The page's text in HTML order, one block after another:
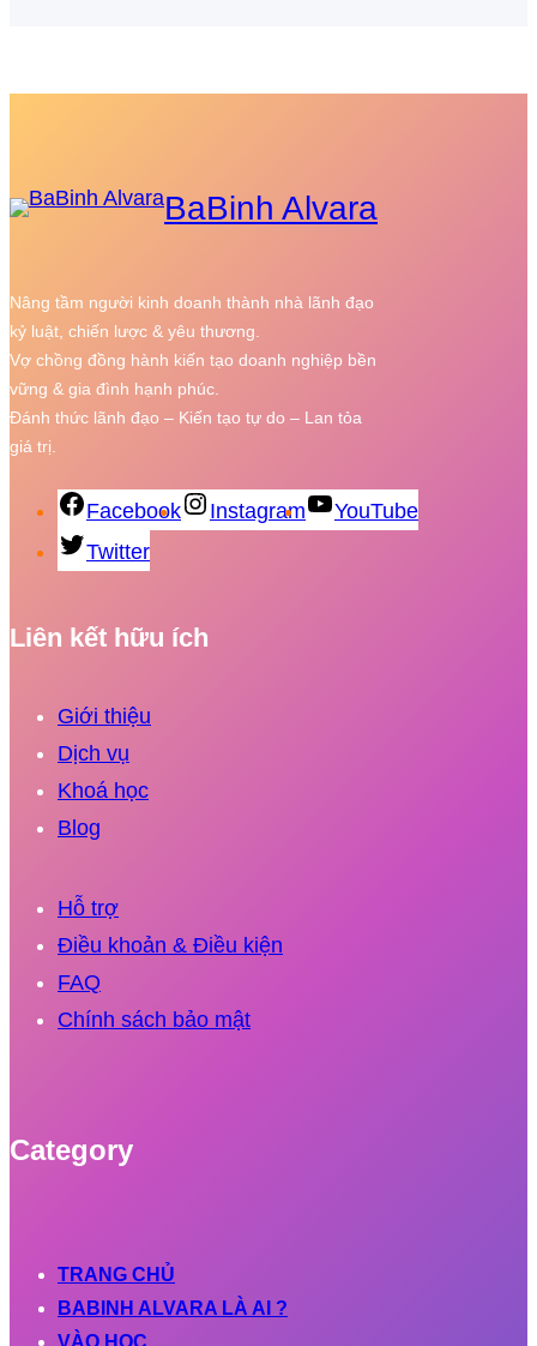
BaBinh Alvara
Nâng tầm người kinh doanh thành nhà lãnh đạo
kỷ luật, chiến lược & yêu thương.
Vợ chồng đồng hành kiến tạo doanh nghiệp bền
vững & gia đình hạnh phúc.
Đánh thức lãnh đạo – Kiến tạo tự do – Lan tỏa
giá trị.
Facebook Instagram
YouTube
Twitter
Liên kết hữu ích
Giới thiệu
Dịch vụ
Khoá học
Blog
Hỗ trợ
Điều khoản & Điều kiện
FAQ
Chính sách bảo mật
Category
TRANG CHỦ
BABINH ALVARA LÀ AI ?
VÀO HỌC